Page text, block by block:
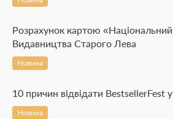
Розрахунок картою
Видавництва Старого Лева
Новина
10 причин відвідати BestsellerFest
Новина